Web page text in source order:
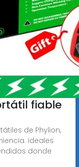
fiable
de Phylion,
ideales
donde